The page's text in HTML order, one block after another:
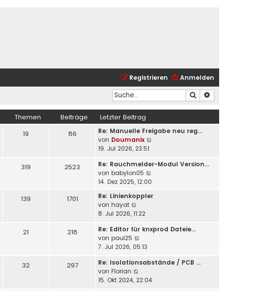
Anmelden
Registrieren
Suche
Themen Beiträge Letzter Beitrag
19 86
Re: Manuelle Freigabe neu reg…
von Doumanix
e
r
i
g
19. Jul 2026, 23:51
319 2523
Re: Rauchmelder-Modul Version…
von babylon05
e
r
i
14. Dez 2025, 12:00
139 1701
Re: Linienkoppler
von hayat
e
e
s
t
r
B
e
8. Jul 2026, 11:22
21 218
Re: Editor für knxprod Dateie…
von paul25
e
e
t
7. Jul 2026, 05:13
32 297
Re: Isolationsabstände / PCB …
von Florian
e
15. Okt 2024, 22:04